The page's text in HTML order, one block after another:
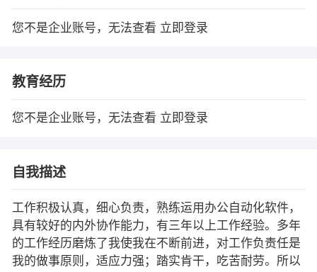
您不是企业账号，无法查看 立即登录
教育经历
您不是企业账号，无法查看 立即登录
自我描述
工作积极认真，细心负责，熟练运用办公自动化软件，
具有较好的内外协作能力，有三年以上工作经验。多年
的工作经历磨炼了我使我在不断前进，对工作负责任是
我的做事原则，适应力强；踏实肯干，吃苦耐劳。所以